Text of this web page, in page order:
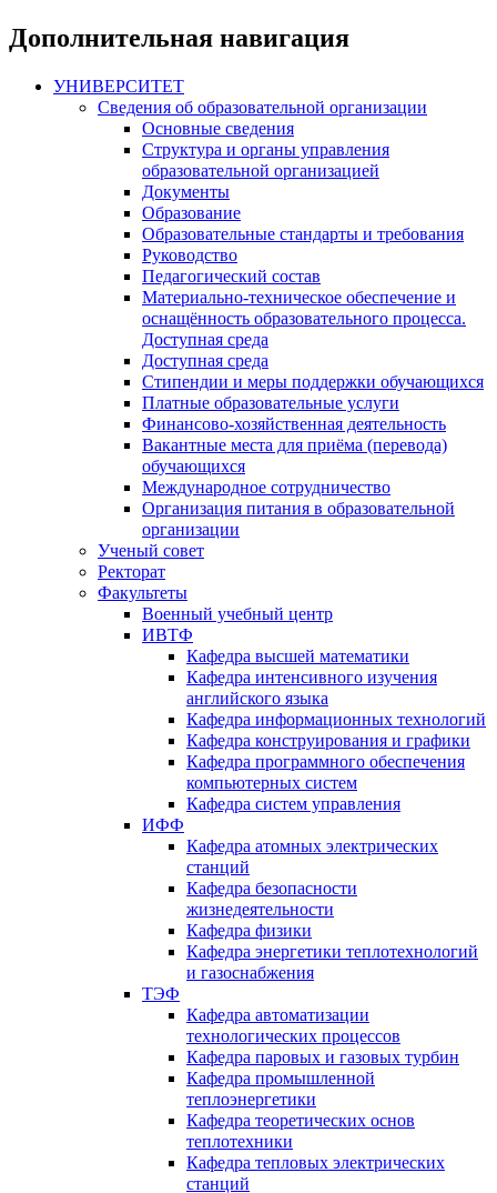
Дополнительная навигация
УНИВЕРСИТЕТ
Сведения об образовательной организации
Основные сведения
Структура и органы управления
образовательной организацией
Документы
Образование
Образовательные стандарты и требования
Руководство
Педагогический состав
Материально-техническое обеспечение и
оснащённость образовательного процесса.
Доступная среда
Доступная среда
Стипендии и меры поддержки обучающихся
Платные образовательные услуги
Финансово-хозяйственная деятельность
Вакантные места для приёма (перевода)
обучающихся
Международное сотрудничество
Организация питания в образовательной
организации
Ученый совет
Ректорат
Факультеты
Военный учебный центр
ИВТФ
Кафедра высшей математики
Кафедра интенсивного изучения
английского языка
Кафедра информационных технологий
Кафедра конструирования и графики
Кафедра программного обеспечения
компьютерных систем
Кафедра систем управления
ИФФ
Кафедра атомных электрических
станций
Кафедра безопасности
жизнедеятельности
Кафедра физики
Кафедра энергетики теплотехнологий
и газоснабжения
ТЭФ
Кафедра автоматизации
технологических процессов
Кафедра паровых и газовых турбин
Кафедра промышленной
теплоэнергетики
Кафедра теоретических основ
теплотехники
Кафедра тепловых электрических
станций